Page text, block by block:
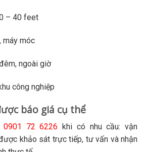
– 40 feet
máy móc
ngoài giờ
công nghiệp
báo giá cụ thể
0901 72 6226 khi có nhu cầu: vận
khảo sát trực tiếp, tư vấn và nhận